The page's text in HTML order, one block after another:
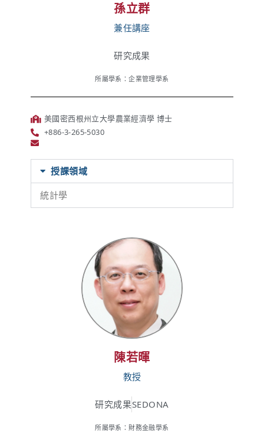
孫立群
兼任講座
研究成果
所屬學系：企業管理學系
美國密西根州立大學農業經濟學 博士
+886-3-265-5030
授課領域
統計學
陳若暉
教授
研究成果SEDONA
所屬學系：財務金融學系